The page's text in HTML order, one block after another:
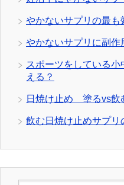
やかないサプリの最も
やかないサプリに副作
スポーツをしている
える？
日焼け止め 塗るvs飲
飲む日焼け止めサプリ